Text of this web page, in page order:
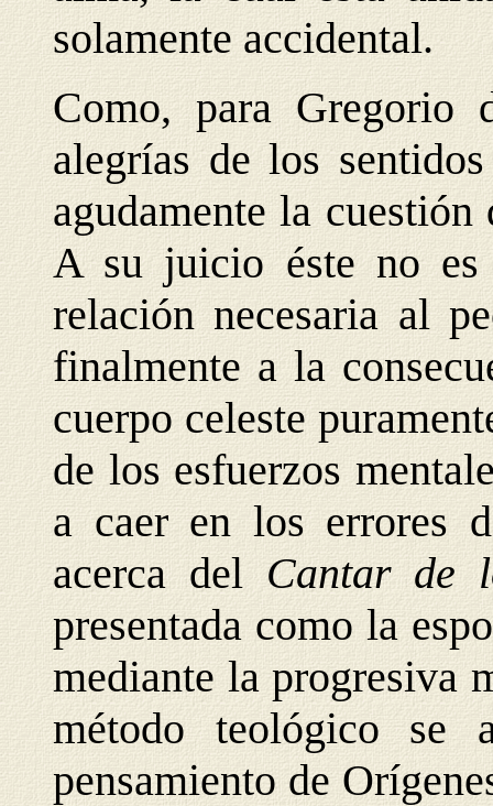
solamente accidental.
Como, para Gregorio
alegrías de los
agudamente la
A su juicio éste no
relación necesaria al
finalmente a la
cuerpo celeste
de los esfuerzos
a caer en los errores
acerca del Cantar de
presentada como la
mediante la progresiva
método teológico se
pensamiento de